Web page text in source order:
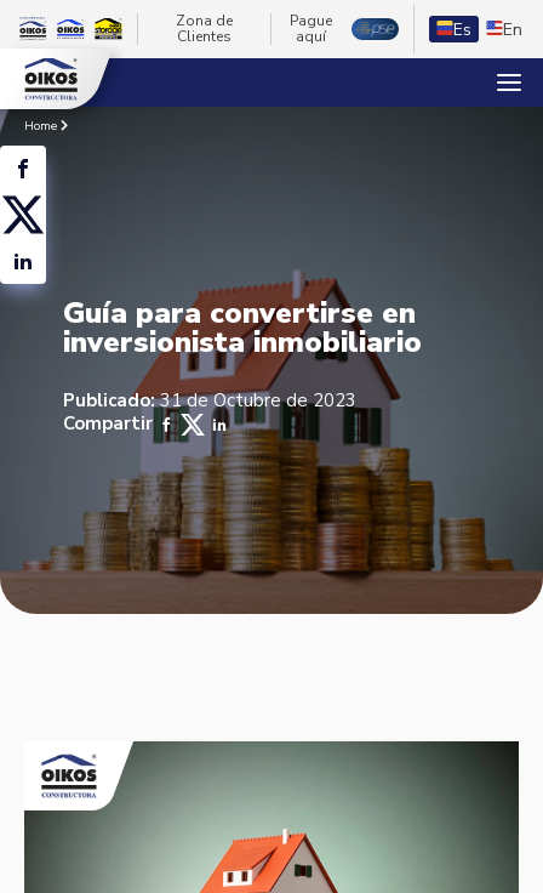
Zona de
Clientes
Pague
aquí
Es En
Home
Guía para convertirse en
inversionista inmobiliario
Publicado:31 de Octubre de 2023
Compartir